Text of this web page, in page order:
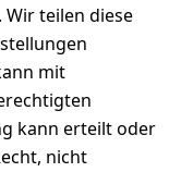
teilen diese
mit
kann erteilt oder
nicht